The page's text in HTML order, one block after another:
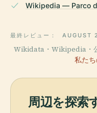
Wikipedia — Parco
最終レビュー： AUGUST
Wikidata・Wikipedia・
私た
周辺を探索